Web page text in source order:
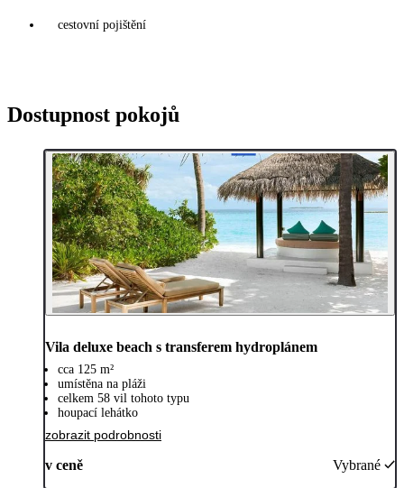
cestovní pojištění
Dostupnost pokojů
Vila deluxe beach s transferem hydroplánem
cca 125 m²
umístěna na pláži
celkem 58 vil tohoto typu
houpací lehátko
zobrazit podrobnosti
v ceně Vybrané